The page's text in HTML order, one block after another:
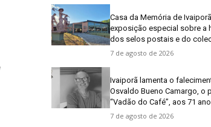
Casa da Memória de
exposição especial sobre a
dos selos postais e do
7 de agosto de 2026
Ivaiporã lamenta o
Osvaldo Bueno Camargo, o
“Vadão do Café”, aos 71
7 de agosto de 2026